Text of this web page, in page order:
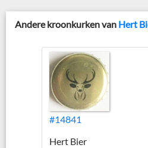
Andere kroonkurken van Hert
#14841
Hert Bier